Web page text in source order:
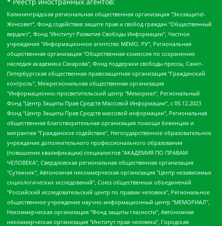
Калининградская региональная общественная организация "Экозащита!-Женсовет", Фонд содействия защите прав и свобод граждан "Общественный вердикт", Фонд "Институт Развития Свободы Информации", Частное учреждение "Информационное агентство МЕМО. РУ", Региональная общественная организация "Общественная комиссия по сохранению наследия академика Сахарова", Фонд поддержки свободы прессы, Санкт-Петербургская общественная правозащитная организация "Гражданский контроль", Межрегиональная общественная организация "Информационно-просветительский центр "Мемориал", Региональный Фонд "Центр Защиты Прав Средств Массовой Информации", с 05.12.2023 Фонд "Центр Защиты Прав Средств массовой информации", Региональная общественная благотворительная организация помощи беженцам и мигрантам "Гражданское содействие", Негосударственное образовательное учреждение дополнительного профессионального образования (повышение квалификации) специалистов "АКАДЕМИЯ ПО ПРАВАМ ЧЕЛОВЕКА", Свердловская региональная общественная организация "Сутяжник", Автономная некоммерческая организация "Центр независимых социологических исследований", Союз общественных объединений "Российский исследовательский центр по правам человека", Региональное общественное учреждение научно-информационный центр "МЕМОРИАЛ", Некоммерческая организация "Фонд защиты гласности", Автономная некоммерческая организация "Институт прав человека", Городская общественная организация "Екатеринбургское общество "МЕМОРИАЛ", Городская общественная организация "Рязанское историко-просветительское и правозащитное общество "Мемориал" (Рязанский Мемориал), Челябинский региональный орган общественной самодеятельности – женское общественное объединение "Женщины Евразии", Челябинский региональный орган общественной самодеятельности "Уральская правозащитная группа", Фонд содействия защите здоровья и социальной справедливости имени Андрея Рылькова, Автономная Некоммерческая Организация "Аналитический Центр Юрия Левады", Автономная некоммерческая организация социальной поддержки населения "Проект Апрель", Региональная общественная организация помощи женщинам и детям, находящимся в кризисной ситуации "Информационно-методический центр "Анна", Фонд содействия развитию массовых коммуникаций и правовому просвещению "Так-так-Так", Фонд содействия устойчивому развитию "Серебряная тайга", Свердловский региональный общественный фонд социальных проектов "Новое время", "Idel.Реалии", Кавказ.Реалии, Крым.Реалии, Телеканал Настоящее Время, Татаро-башкирская служба Радио Свобода (Azatliq Radiosi), Радио Свободная Европа/Радио Свобода (PCE/PC), "Сибирь.Реалии", "Фактограф", Благотворительный фонд помощи осужденным и их семьям, Автономная некоммерческая организация "Институт глобализации и социальных движений", Фонд "В защиту прав заключенных", Частное учреждение "Центр поддержки и содействия развитию средств массовой информации", Пензенский региональный общественный благотворительный фонд "Гражданский союз", "Север.Реалии", Некоммерческая организация Фонд "Правовая инициатива", Общество с ограниченной ответственностью "Радио Свободная Европа/Радио Свобода", Чешское информационное агентство "MEDIUM-ORIENT", Красноярская региональная общественная организация "Мы против СПИДа", Камалягин Денис Николаевич, Маркелов Сергей Евгеньевич, Пономарев Лев Александрович, Савицкая Людмила Алексеевна, Автономная некоммерческая организация "Центр по работе с проблемой насилия "НАСИЛИЮ.НЕТ", Межрегиональный профессиональный союз работников здравоохранения "Альянс врачей", Юридическое лицо, зарегистрированное в Латвийской Республике, SIA "Medusa Project" (регистрационный номер 40103797863, дата регистрации 10.06.2014), Некоммерческая организация "Фонд по борьбе с коррупцией", Автономная некоммерческая организация "Институт права и публичной политики", Баданин Роман Сергеевич, Гликин Максим Александрович, Железнова Мария Михайловна, Лукьянова Юлия Сергеевна, Маетная Елизавета Витальевна, Маняхин Петр Борисович, Чуракова Ольга Владимировна, Ярош Юлия Петровна, Юридическое лицо "The Insider SIA", зарегистрированное в Риге, Латвийская Республика (дата регистрации 26.06.2015), являющееся администратором доменного имени интернет-издания "The Insider SIA", https://theins.ru, Постернак Алексей Евгеньевич, Рубин Михаил Аркадьевич, Анин Роман Александрович, Юридическое лицо Istories fonds, зарегистрированное в Латвийской Республике (регистрационный номер 50008295751, дата регистрации 24.02.2020), Великовский Дмитрий Александрович, Долинина Ирина Николаевна, Мароховская Алеся Алексеевна, Шлейнов Роман Юрьевич, Шмагун Олеся Валентиновна, Общество с ограниченной ответственностью "Альтаир 2021", Общество с ограниченной ответственностью "Вега 2021", Общество с ограниченной ответственностью "Главный редактор 2021", Общество с ограниченной ответственностью "Ромашки монолит", Важенков Артем Валерьевич, Ивановская областная общественная организация "Центр гендерных исследований", Гурман Юрий Альбертович, Медиапроект "ОВД-Инфо", Егоров Владимир Владимирович, Жилинский Владимир Александрович, Общество с ограниченной ответственностью "ЗП", Иванова София Юрьевна, Карезина Инна Павловна, Кильтау Екатерина Викторовна, Петров Алексей Викторович, Пискунов Сергей Евгеньевич, Смирнов Сергей Сергеевич, Тихонов Михаил Сергеевич, Общество с ограниченной ответственностью "ЖУРНАЛИСТ-ИНОСТРАННЫЙ АГЕНТ", Арапова Галина Юрьевна, Вольтская Татьяна Анатольевна, Американская компания "Mason G.E.S. Anonymous Foundation" (США), являющаяся владельцем интернет-издания https://mnews.world/, Компания "Stichting Bellingcat", зарегистрированная в Нидерландах (дата регистрации 11.07.2018), Захаров Андрей Вячеславович, Клепиковская Екатерина Дмитриевна, Общество с ограниченной ответственностью "МЕМО", Перл Роман Александрович, Симонов Евгений Алексеевич, Соловьева Елена Анатольевна, Сотников Даниил Владимирович, Сурначева Елизавета Дмитриевна, Автономная некоммерческая организация по защите прав человека и информированию населения "Якутия – Наше Мнение", Общество с ограниченной ответственностью "Москоу диджитал медиа", с 26.01.2023 Общество с ограниченной ответственностью "Чайка Белые сады", Ветошкина Валерия Валерьевна, Заговора Максим Александрович, Межрегиональное общественное движение "Российская ЛГБТ - сеть", Оленичев Максим Владимирович, Павлов Иван Юрьевич, Скворцова Елена Сергеевна, Общество с ограниченной ответственностью "Как бы инагент", Кочетков Игорь Викторович, Общество с ограниченной ответственностью "Честные выборы", Еланчик Олег Александрович, Общество с ограниченной ответственностью "Нобелевский призыв", Гималова Регина Эмилевна, Григорьев Андрей Валерьевич, Григорьева Алина Александровна, Ассоциация по содействию защите прав призывников, альтернативнослужащих и военнослужащих "Правозащитная группа "Гражданин.Армия.Право", Хисамова Регина Фаритовна, Автономная некоммерческая организация по реализации социально-правовых программ "Лилит", Дальневосточное общественное движение "Маяк", Санкт-Петербургская ЛГБТ-инициативная группа "Выход", Инициативная группа ЛГБТ+ "Реверс", Алексеев Андрей Викторович, Бекбулатова Таисия Львовна, Беляев Иван Михайлович, Владыкина Елена Сергеевна, Гельман Марат Александрович, Никульшина Вероника Юрьевна, Толоконникова Надежда Андреевна, Шендерович Виктор Анатольевич, Общество с ограниченной ответственностью "Данное сообщение", Общество с ограниченной ответственностью Издательский дом "Новая глава", Айнбиндер Александра Александровна, Московский комьюнити-центр для ЛГБТ+инициатив, Благотворительный фонд развития филантропии, Deutsche Welle (Германия, Kurt-Schumacher-Strasse 3, 53113 Bonn), Борзунова Мария Михайловна, Воробьев Виктор Викторович, Голубева Анна Львовна, Константинова Алла Михайловна, Малкова Ирина Владимировна, Мурадов Мурад Абдулгалимович, Осетинская Елизавета Николаевна, Понасенков Евгений Николаевич, Ганапольский Матвей Юрьевич, Киселев Евгений Алексеевич, Борухович Ирина Григорьевна, Дремин Иван Тимофеевич, Дубровский Дмитрий Викторович, Красноярская региональная общественная организация поддержки и развития альтернативных образовательных технологий и межкультурных коммуникаций "ИНТЕРРА", Маяковская Екатерина Алексеевна, Фейгин Марк Захарович, Филимонов Андрей Викторович, Дзугкоева Регина Николаевна, Доброхотов Роман Александрович, Дудь Юрий Александрович, Елкин Сергей Владимирович, Кругликов Кирилл Игоревич, Сабунаева Мария Леонидовна, Семенов Алексей Владимирович, Шаинян Карен Багратович, Шульман Екатерина Михайловна, Асафьев Артур Валерьевич, Вахштайн Виктор Семенович, Венедиктов Алексей Алексеевич, Лушникова Екатерина Евгеньевна, Волков Леонид Михайлович, Невзоров Александр Глебович, Пархоменко Сергей Борисович, Сироткин Ярослав Николаевич, Кара-Мурза Владимир Владимирович, Баранова Наталья Владимировна, Гозман Леонид Яковлевич, Кагарлицкий Борис Юльевич, Климарев Михаил Валерьевич, Милов Владимир Станиславович, Автономная некоммерческая организация Краснодарский центр современного искусства "Типография", Моргенштерн Алишер Тагирович, Соболь Любовь Эдуардовна, Общество с ограниченной ответственностью "ЛИЗА НОРМ", Каспаров Гарри Кимович, Ходорковский Михаил Борисович, Общество с ограниченной ответственностью "Апрельские тезисы", Данилович Ирина Брониславовна, Кашин Олег Владимирович, Петров Николай Владимирович, Пивоваров Алексей Владимирович, Соколов Михаил Владимирович, Цветкова Юлия Владимировна, Чичваркин Евгений Александрович, Комитет против пыток/Команда против пыток, Общество с ограниченной ответственностью "Первый научный", Общество с ограниченной ответственностью "Вертолет и ко", Белоцерковская Вероника Борисовна, Кац Максим Евгеньевич, Лазарева Татьяна Юрьевна, Шаведдинов Руслан Табризович, Яшин Илья Валерьевич, Общество с ограниченной ответственностью "Иноагент ААВ", Алешковский Дмитрий Петрович, Альбац Евгения Марковна, Быков Дмитрий Львович, Галямина Юлия Евгеньевна, Лойко Сергей Леонидович, Мартынов Кирилл Константинович, Медведев Сергей Александрович, Крашенинников Федор Геннадиевич, Гордеева Катерина Вл